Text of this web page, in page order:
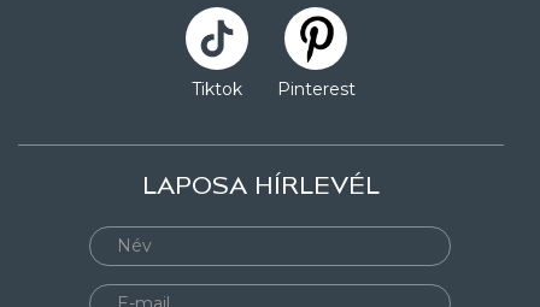
Tiktok Pinterest
LAPOSA HÍRLEVÉL